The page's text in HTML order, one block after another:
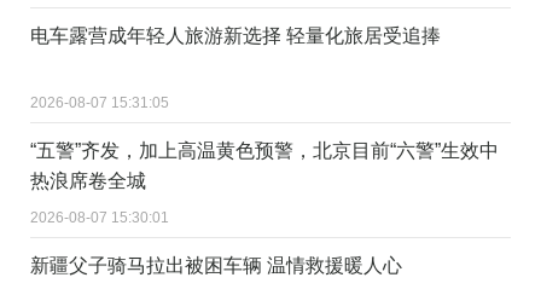
电车露营成年轻人旅游新选择 轻量化旅居受追捧
2026-08-07 15:31:05
“五警”齐发，加上高温黄色预警，北京目前“六警”生效中
热浪席卷全城
2026-08-07 15:30:01
新疆父子骑马拉出被困车辆 温情救援暖人心